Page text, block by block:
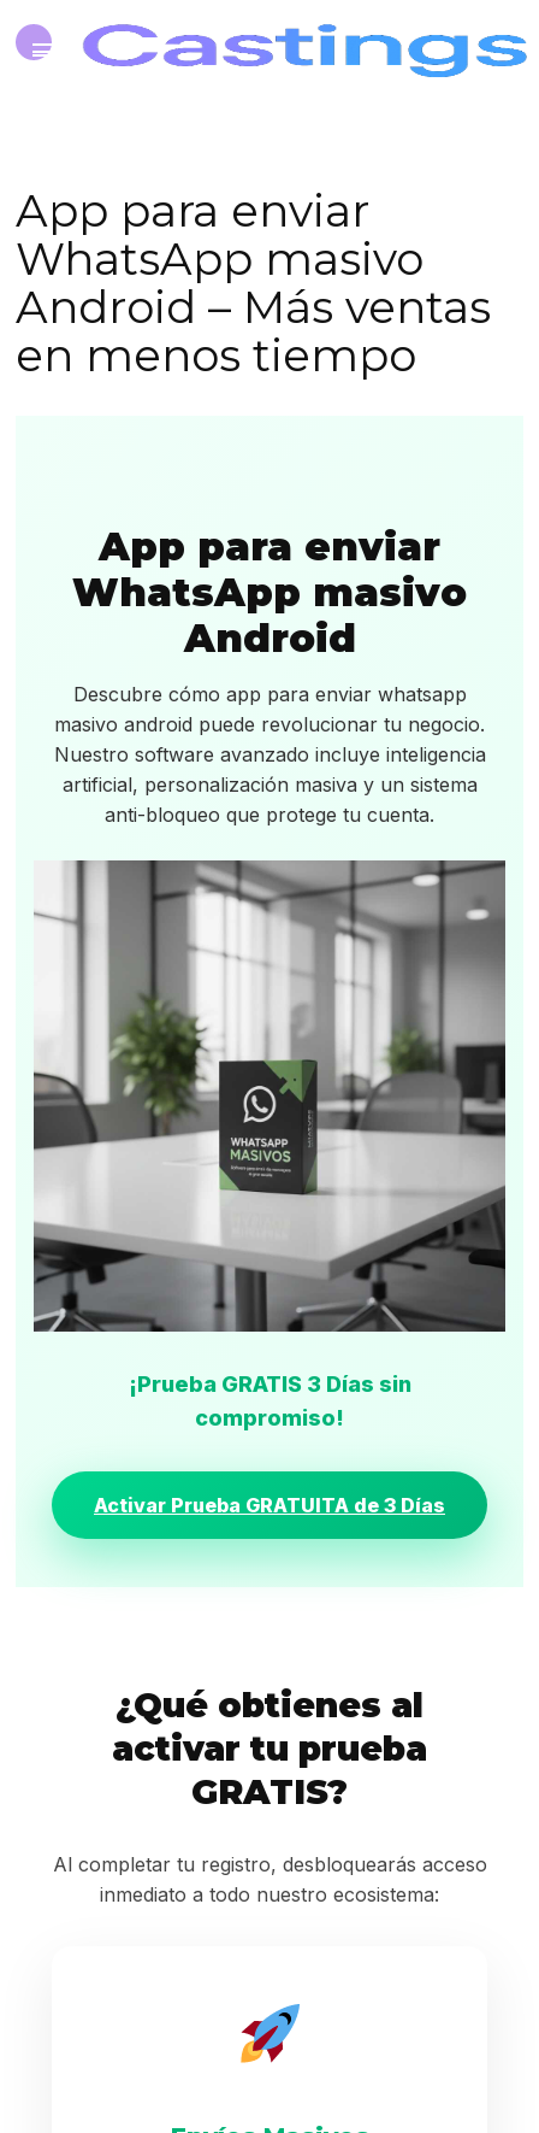
App para enviar
WhatsApp masivo
Android – Más ventas
en menos tiempo
App para enviar
WhatsApp masivo
Android
Descubre cómo app para enviar whatsapp
masivo android puede revolucionar tu negocio.
Nuestro software avanzado incluye inteligencia
artificial, personalización masiva y un sistema
anti-bloqueo que protege tu cuenta.
¡Prueba GRATIS 3 Días sin
compromiso!
Activar Prueba GRATUITA de 3 Días
¿Qué obtienes al
activar tu prueba
GRATIS?
Al completar tu registro, desbloquearás acceso
inmediato a todo nuestro ecosistema: